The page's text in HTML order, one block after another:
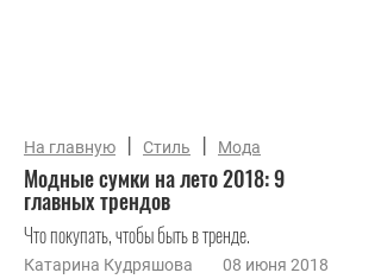
На главную | Стиль | Мода
Модные сумки на лето 2018: 9
главных трендов
Что покупать, чтобы быть в тренде.
Катарина Кудряшова 08 июня 2018